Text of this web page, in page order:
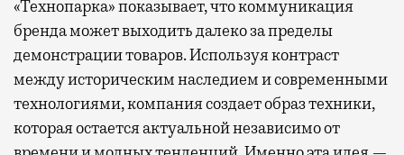
«Технопарка» показывает, что коммуникация
бренда может выходить далеко за пределы
демонстрации товаров. Используя контраст
между историческим наследием и современными
технологиями, компания создает образ техники,
которая остается актуальной независимо от